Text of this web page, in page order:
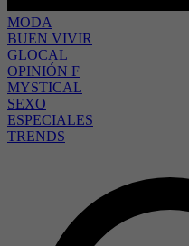
MODA
BUEN VIVIR
GLOCAL
OPINIÓN F
MYSTICAL
SEXO
ESPECIALES
TRENDS